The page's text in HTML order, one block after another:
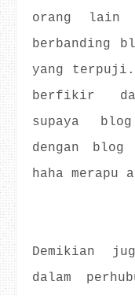
orang lain
berbanding
yang
berfikir
supaya
dengan
haha merapu
Demikian
dalam